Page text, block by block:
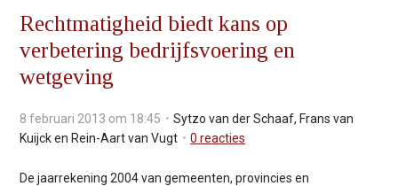
v
g
a
o
J
Rechtmatigheid biedt kans op
verbetering bedrijfsvoering en
wetgeving
8 februari 2013 om 18:45
Sytzo van der Schaaf, Frans van
Kuijck en Rein-Aart van Vugt
0 reacties
De jaarrekening 2004 van gemeenten, provincies en